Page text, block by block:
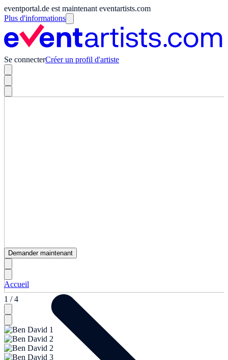
eventportal.de est maintenant eventartists.com
Plus d'informations
Se connecterCréer un profil d'artiste
1 / 4
Demander maintenant
Accueil